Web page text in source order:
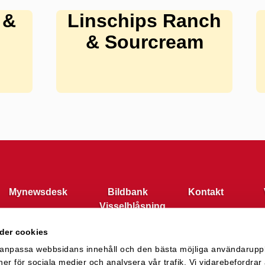
cookies
webbsidans innehåll och den bästa möjliga
för sociala medier och analysera vår trafik. Vi vidarebefordrar
Linschips Ranch
& Sourcream
Mynewsdesk Bildbank Kontakt
Visselblåsning